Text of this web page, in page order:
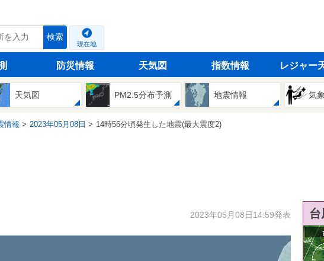
検索
現在地
防災情報 天気図 指数情報 レジャー
天気図 PM2.5分布予測 地震情報 気
情報 2023年05月08日 14時56分頃発生した地震(最大震度2)
2023年05月08日14:59発表